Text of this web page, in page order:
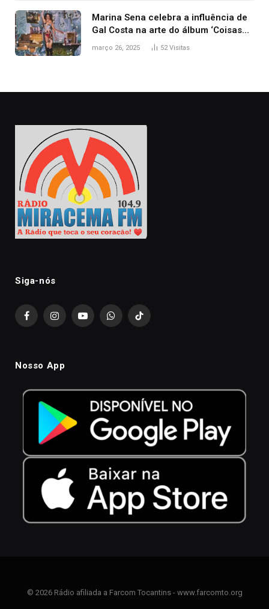
Marina Sena celebra a influência de
Gal Costa na arte do álbum ‘Coisas
naturais’
março 26, 2025 52Visitas
Siga-nós
FacebookInstagramYouTubeWhatsAppTikTok
Nosso App
© 2026 Rádio afiliada a Farcom Tocantins - www.farcomto.org